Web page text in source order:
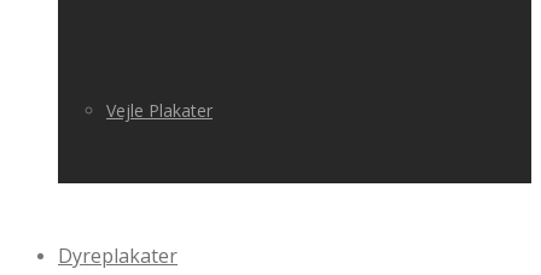
Vejle Plakater
Dyreplakater